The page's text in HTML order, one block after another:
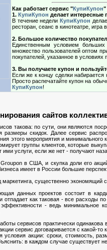
Как работает сервис "КупиКупон"
1. КупиКупон делает интересные
В течение недели КупиКупон
ресторан, сеанс в кинотеатре, игра
2. Большое количество
Единственным условием
множество пользователей оптом
покупателей, указанное в
3. Вы получаете купон и
Если же к концу сделки
Просто распечатайте купон на
КупиКупон!
сайтов
такова: по сути, они являются
размеры скидок. Далее сервис
этого мероприятия и минимального
группы клиентов, которые
услуги, если же нет - получают
в США, и скупка доли его
имеет в России большие
существенно экономящий
данных проектов состоит в
отпадает как таковая - все расходы
- ведь минимальное
сервисов практически одинакова
сервис договаривается с какой-
условия акции: сроки, стоимость,
в каждом случае существует